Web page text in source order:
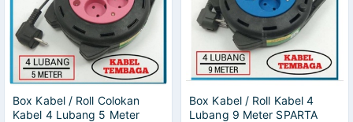
Box Kabel / Roll Colokan
Kabel 4 Lubang 5 Meter
Box Kabel / Roll Kabel 4
Lubang 9 Meter SPARTA